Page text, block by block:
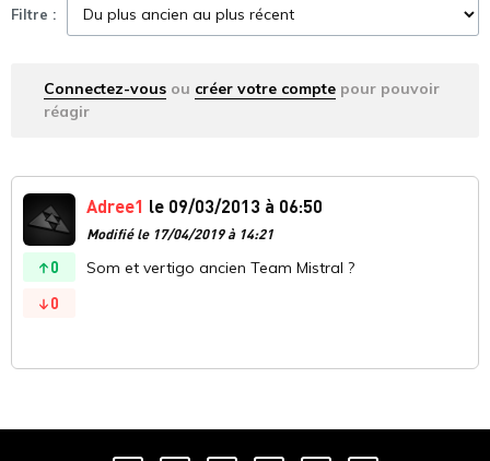
Filtre :
Connectez-vous ou créer votre compte pour pouvoir
réagir
0
0
Adree1 le 09/03/2013 à 06:50
Modifié le 17/04/2019 à 14:21
Som et vertigo ancien Team Mistral ?